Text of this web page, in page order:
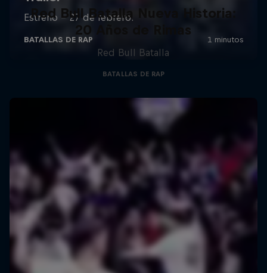
Red Bull Batalla Nueva Historia:
20 Años de Rimas
Red Bull Batalla
BATALLAS DE RAP